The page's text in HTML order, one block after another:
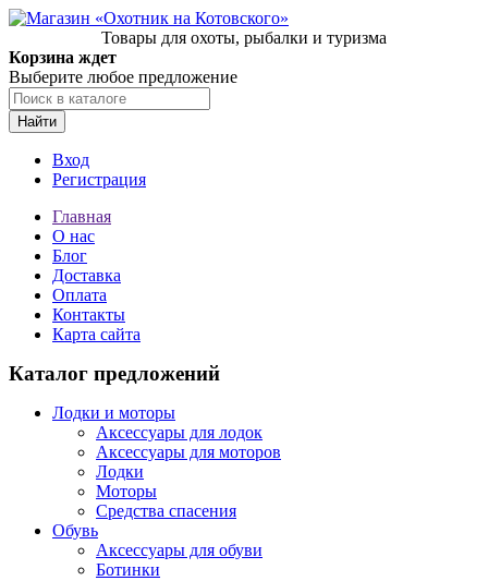
Товары для охоты, рыбалки и туризма
Корзина ждет
Выберите любое предложение
Найти
Вход
Регистрация
Главная
О нас
Блог
Доставка
Оплата
Контакты
Карта сайта
Каталог предложений
Лодки и моторы
Аксессуары для лодок
Аксессуары для моторов
Лодки
Моторы
Средства спасения
Обувь
Аксессуары для обуви
Ботинки